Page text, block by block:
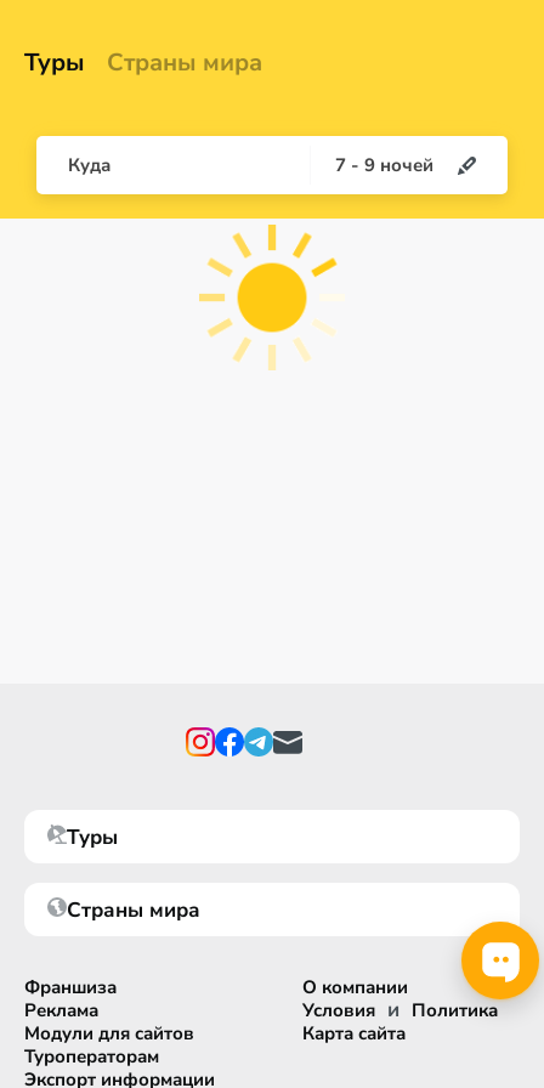
Туры Страны мира
Куда 7 - 9 ночей
Туры
Страны мира
Франшиза
Реклама
Модули для сайтов
Туроператорам
Экспорт информации
О компании
Условия и Политика
Карта сайта